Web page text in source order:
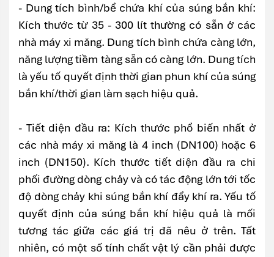
- Dung tích bình/bể chứa khí của súng bắn khí:
Kích thước từ 35 - 300 lít thường có sẵn ở các
nhà máy xi măng. Dung tích bình chứa càng lớn,
năng lượng tiềm tàng sẵn có càng lớn. Dung tích
là yếu tố quyết định thời gian phun khí của súng
bắn khí/thời gian làm sạch hiệu quả.
- Tiết diện đầu ra: Kích thước phổ biến nhất ở
các nhà máy xi măng là 4 inch (DN100) hoặc 6
inch (DN150). Kích thước tiết diện đầu ra chi
phối đường dòng chảy và có tác động lớn tới tốc
độ dòng chảy khi súng bắn khí đẩy khí ra. Yếu tố
quyết định của súng bắn khí hiệu quả là mối
tương tác giữa các giá trị đã nêu ở trên. Tất
nhiên, có một số tính chất vật lý cần phải được